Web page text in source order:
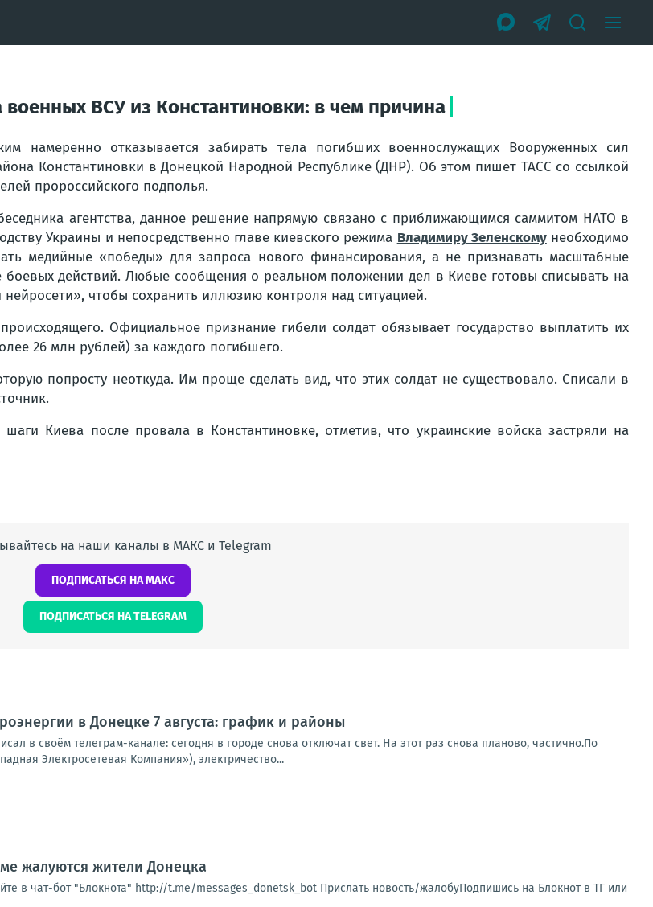
военных ВСУ из Константиновки: в чем причина
намеренно отказывается забирать тела погибших военнослужащих Вооруженных сил
Константиновки в Донецкой Народной Республике (ДНР). Об этом пишет ТАСС со ссылкой
пророссийского подполья.
агентства, данное решение напрямую связано с приближающимся саммитом НАТО в
Украины и непосредственно главе киевского режима Владимиру Зеленскомунеобходимо
медийные «победы» для запроса нового финансирования, а не признавать масштабные
боевых действий. Любые сообщения о реальном положении дел в Киеве готовы списывать на
нейросети», чтобы сохранить иллюзию контроля над ситуацией.
Официальное признание гибели солдат обязывает государство выплатить их
26 млн рублей) за каждого погибшего.
попросту неоткуда. Им проще сделать вид, что этих солдат не существовало. Списали в
Киева после провала в Константиновке, отметив, что украинские войска застряли на
на наши каналы в МАКС и Telegram
ПОДПИСАТЬСЯ НА МАКС
ПОДПИСАТЬСЯ НА TELEGRAM
в Донецке 7 августа: график и районы
в своём телеграм-канале: сегодня в городе снова отключат свет. На этот раз снова планово, частично.По
Электросетевая Компания»), электричество...
жалуются жители Донецка
в чат-бот "Блокнота" http://t.me/messages_donetsk_bot Прислать новость/жалобуПодпишись на Блокнот в ТГ или